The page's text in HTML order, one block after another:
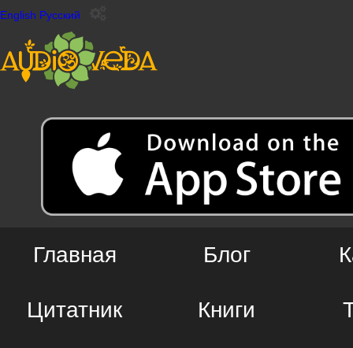
English Русский
Главная Блог
Цитатник Книги